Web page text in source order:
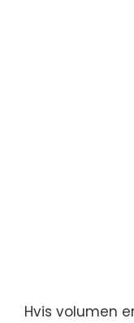
Hvis volumen